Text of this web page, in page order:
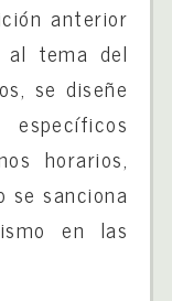
anterior
al tema del
se diseñe
horarios,
se sanciona
en las